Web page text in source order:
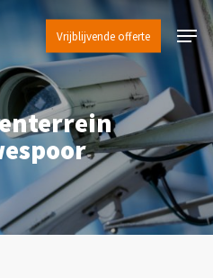
Vrijblijvende offerte Menu
Close
Menu